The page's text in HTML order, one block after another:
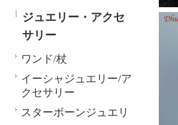
ジュエリー・アクセ
サリー
ワンド/杖
イーシャジュエリー/ア
クセサリー
スターボーンジュエリ